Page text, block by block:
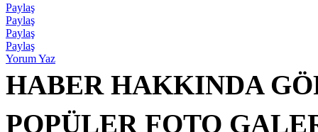
Paylaş
Paylaş
Paylaş
Paylaş
Yorum Yaz
HABER HAKKINDA
POPÜLER FOTO